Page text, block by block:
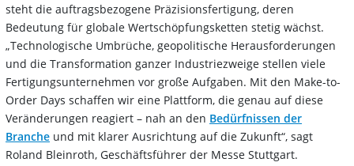
steht die auftragsbezogene Präzisionsfertigung, deren
Bedeutung für globale Wertschöpfungsketten stetig wächst.
„Technologische Umbrüche, geopolitische Herausforderungen
und die Transformation ganzer Industriezweige stellen viele
Fertigungsunternehmen vor große Aufgaben. Mit den Make-to-
Order Days schaffen wir eine Plattform, die genau auf diese
Veränderungen reagiert – nah an den Bedürfnissen der
Branche und mit klarer Ausrichtung auf die Zukunft“, sagt
Roland Bleinroth, Geschäftsführer der Messe Stuttgart.